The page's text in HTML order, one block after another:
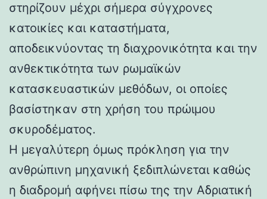
στηρίζουν μέχρι σήμερα σύγχρονες
κατοικίες και καταστήματα,
αποδεικνύοντας τη διαχρονικότητα και την
ανθεκτικότητα των ρωμαϊκών
κατασκευαστικών μεθόδων, οι οποίες
βασίστηκαν στη χρήση του πρώιμου
σκυροδέματος.
Η μεγαλύτερη όμως πρόκληση για την
ανθρώπινη μηχανική ξεδιπλώνεται καθώς
η διαδρομή αφήνει πίσω της την Αδριατική